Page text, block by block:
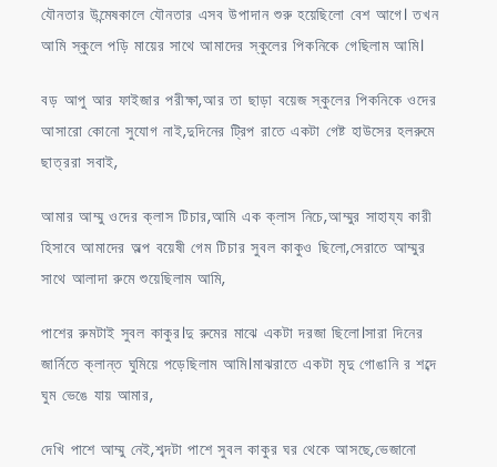
যৌনতার উন্মেষকালে যৌনতার এসব উপাদান শুরু হয়েছিলো বেশ আগে। তখন
আমি স্কুলে পড়ি মায়ের সাথে আমাদের স্কুলের পিকনিকে গেছিলাম আমি।
বড় আপু আর ফাইজার পরীক্ষা,আর তা ছাড়া বয়েজ স্কুলের পিকনিকে ওদের
আসারো কোনো সুযোগ নাই,দুদিনের ট্রিপ রাতে একটা গেষ্ট হাউসের হলরুমে
ছাত্ররা সবাই,
আমার আম্মু ওদের ক্লাস টিচার,আমি এক ক্লাস নিচে,আম্মুর সাহায্য কারী
হিসাবে আমাদের অল্প বয়েষী গেম টিচার সুবল কাকুও ছিলো,সেরাতে আম্মুর
সাথে আলাদা রুমে শুয়েছিলাম আমি,
পাশের রুমটাই সুবল কাকুর।দু রুমের মাঝে একটা দরজা ছিলো।সারা দিনের
জার্নিতে ক্লান্ত ঘুমিয়ে পড়েছিলাম আমি।মাঝরাতে একটা মৃদু গোঙানি র শব্দে
ঘুম ভেঙে যায় আমার,
দেখি পাশে আম্মু নেই,শব্দটা পাশে সুবল কাকুর ঘর থেকে আসছে,ভেজানো